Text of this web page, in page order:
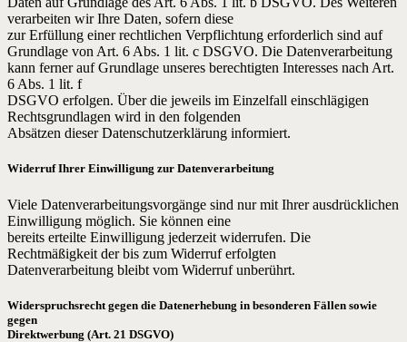
verarbeiten wir Ihre Daten, sofern diese
zur Erfüllung einer rechtlichen Verpflichtung erforderlich sind auf
Grundlage von Art. 6 Abs. 1 lit. c DSGVO. Die Datenverarbeitung
kann ferner auf Grundlage unseres berechtigten Interesses nach Art.
6 Abs. 1 lit. f
DSGVO erfolgen. Über die jeweils im Einzelfall einschlägigen
Rechtsgrundlagen wird in den folgenden
Absätzen dieser Datenschutzerklärung informiert.
Widerruf Ihrer Einwilligung zur Datenverarbeitung
Viele Datenverarbeitungsvorgänge sind nur mit Ihrer ausdrücklichen
Einwilligung möglich. Sie können eine
bereits erteilte Einwilligung jederzeit widerrufen. Die
Rechtmäßigkeit der bis zum Widerruf erfolgten
Datenverarbeitung bleibt vom Widerruf unberührt.
Widerspruchsrecht gegen die Datenerhebung in besonderen Fällen sowie
gegen
Direktwerbung (Art. 21 DSGVO)